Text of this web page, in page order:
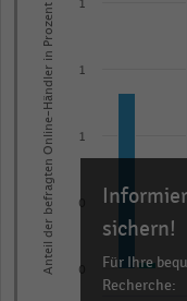
chart
with
data
series.
The
chart
has
axis
displaying
Anteil der befragten Online-Händler in Prozent 0
0
1
1
1
sichern!
Für Ihre
Recherche: